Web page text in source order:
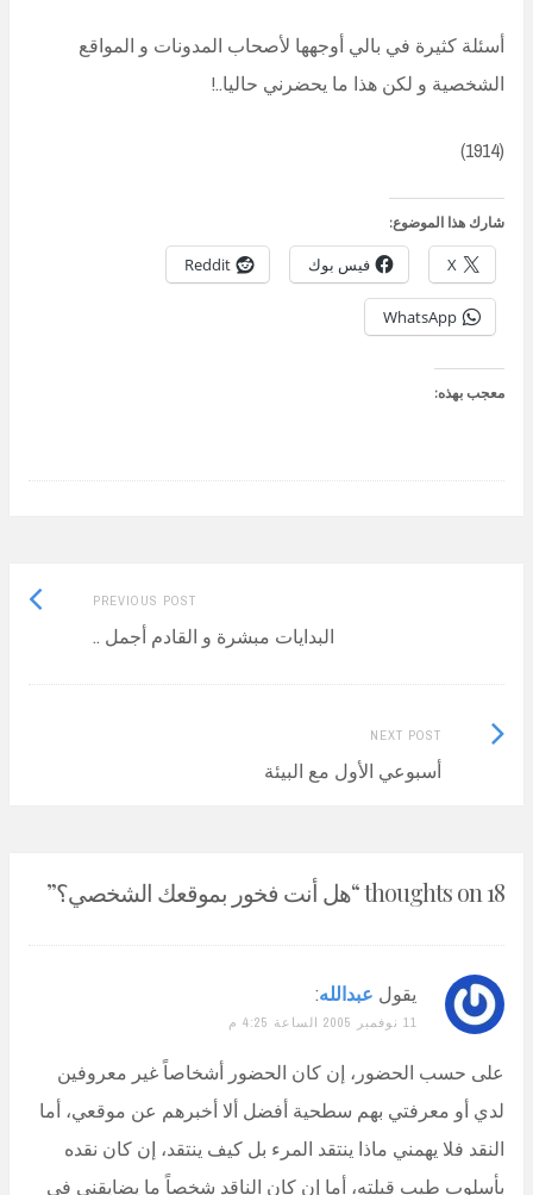
أسئلة كثيرة في بالي أوجهها لأصحاب المدونات و المواقع
الشخصية و لكن هذا ما يحضرني حاليا..!
(1914)
شارك هذا الموضوع:
X فيس بوك Reddit
WhatsApp
معجب بهذه:
PREVIOUS POST
Previous
البدايات مبشرة و القادم أجمل ..
NEXT POST
أسبوعي الأول مع البيئة
Next
Post:
18 thoughts on “ هل أنت فخور بموقعك الشخصي؟”
يقول عبدالله:
11 نوفمبر 2005 الساعة 4:25 م
على حسب الحضور، إن كان الحضور أشخاصاً غير معروفين
لدي أو معرفتي بهم سطحية أفضل ألا أخبرهم عن موقعي، أما
النقد فلا يهمني ماذا ينتقد المرء بل كيف ينتقد، إن كان نقده
بأسلوب طيب قبلته، أما إن كان الناقد شخصاً ما يضايقني في